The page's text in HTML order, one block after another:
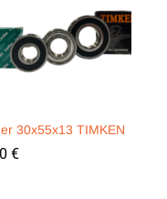
30x55x13 TIMKEN
€